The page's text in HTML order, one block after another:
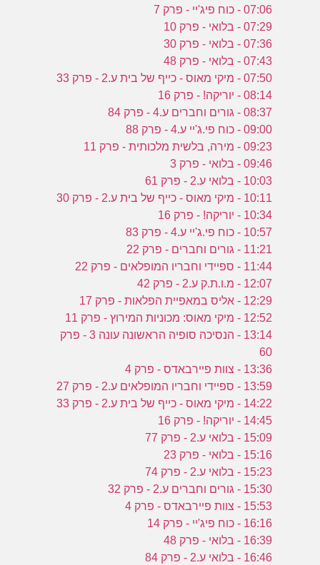
07:06 - כוח פיג'יי - פרק 7
07:29 - בלואי - פרק 10
07:36 - בלואי - פרק 30
07:43 - בלואי - פרק 48
07:50 - מיקי מאוס - כייף של בית ע.2 - פרק 33
08:14 - יוריקה! - פרק 16
08:37 - גורים וחברים ע.4 - פרק 84
09:00 - כוח פי.ג'יי ע.4 - פרק 88
09:23 - מירה, בלשית מלכותית - פרק 11
09:46 - בלואי - פרק 3
10:03 - בלואי ע.2 - פרק 61
10:11 - מיקי מאוס - כייף של בית ע.2 - פרק 30
10:34 - יוריקה! - פרק 16
10:57 - כוח פי.ג'יי ע.4 - פרק 83
11:21 - גורים וחברים - פרק 22
11:44 - ספיידי וחבריו המופלאים - פרק 22
12:07 - מ.ו.ת.ק ע.2 - פרק 42
12:29 - אליס במאפיית הפלאות - פרק 17
12:52 - מיקי מאוס: מכוניות המירוץ - פרק 11
13:14 - הנסיכה סופיה הראשונה עונה 3 - פרק
60
13:36 - צוות פיירבאדס - פרק 4
13:59 - ספיידי וחבריו המופלאים ע.2 - פרק 27
14:22 - מיקי מאוס - כייף של בית ע.2 - פרק 33
14:45 - יוריקה! - פרק 16
15:09 - בלואי ע.2 - פרק 77
15:16 - בלואי - פרק 23
15:23 - בלואי ע.2 - פרק 74
15:30 - גורים וחברים ע.2 - פרק 32
15:53 - צוות פיירבאדס - פרק 4
16:16 - כוח פיג'יי - פרק 14
16:39 - בלואי - פרק 48
16:46 - בלואי ע.2 - פרק 84